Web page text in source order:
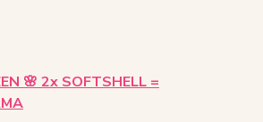
🌸 2x SOFTSHELL =